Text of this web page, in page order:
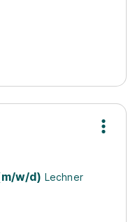
w/d) Lechner